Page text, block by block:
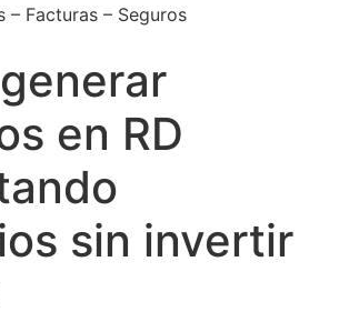
– Facturas – Seguros
en RD
sin invertir